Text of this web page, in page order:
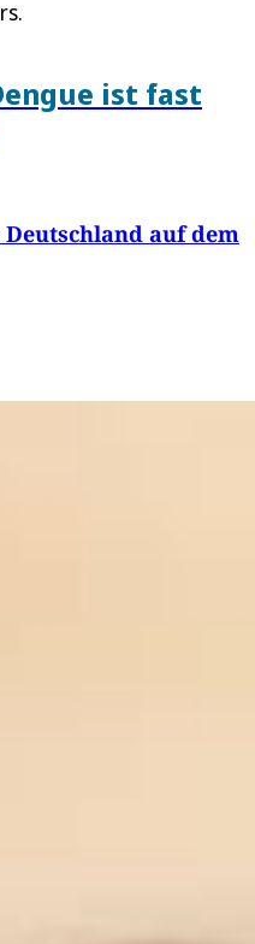
ist fast
auf dem